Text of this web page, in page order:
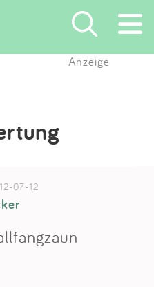
Anzeige
07-12